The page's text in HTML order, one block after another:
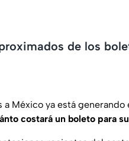
de los
México ya está generando
costará un boleto para